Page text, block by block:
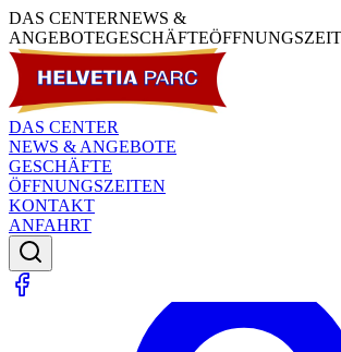
DAS CENTERNEWS &
ANGEBOTEGESCHÄFTE
DAS CENTER
NEWS & ANGEBOTE
GESCHÄFTE
ÖFFNUNGSZEITEN
KONTAKT
ANFAHRT